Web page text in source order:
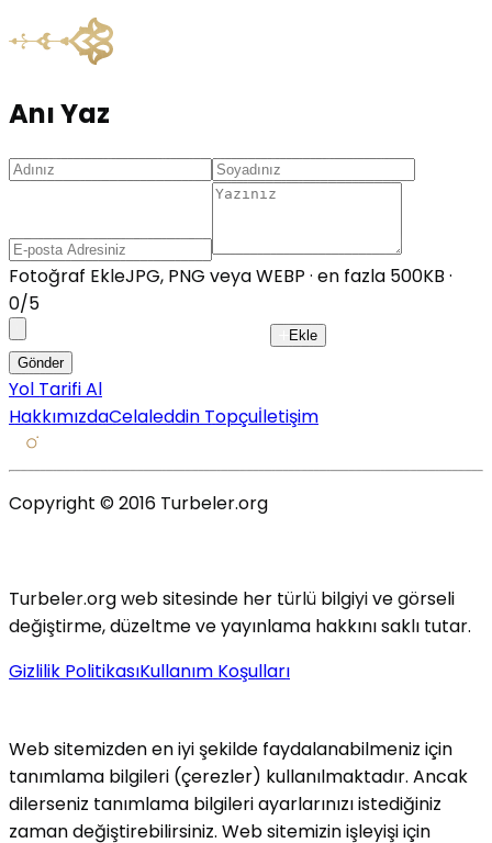
Anı Yaz
Fotoğraf EkleJPG, PNG veya WEBP · en fazla 500KB ·
0/5
Ekle
Gönder
Yol Tarifi Al
HakkımızdaCelaleddin Topçuİletişim
Copyright © 2016 Turbeler.org
Turbeler.org web sitesinde her türlü bilgiyi ve görseli
değiştirme, düzeltme ve yayınlama hakkını saklı tutar.
Gizlilik PolitikasıKullanım Koşulları
Web sitemizden en iyi şekilde faydalanabilmeniz için
tanımlama bilgileri (çerezler) kullanılmaktadır. Ancak
dilerseniz tanımlama bilgileri ayarlarınızı istediğiniz
zaman değiştirebilirsiniz. Web sitemizin işleyişi için